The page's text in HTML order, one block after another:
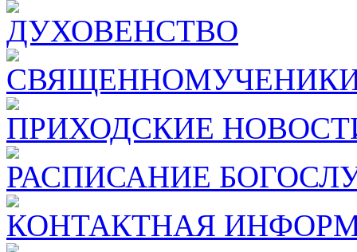
ДУХОВЕНСТВО
ПРИХОДСКИЕ
РАСПИСАНИЕ
КОНТАКТНАЯ